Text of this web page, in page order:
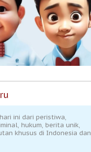
ini dari peristiwa,
hukum, berita unik,
khusus di Indonesia dan